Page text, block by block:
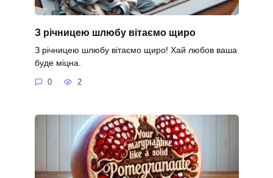
З річницею шлюбу вітаємо щиро
З річницею шлюбу вітаємо щиро! Хай любов ваша
буде міцна.
0 2